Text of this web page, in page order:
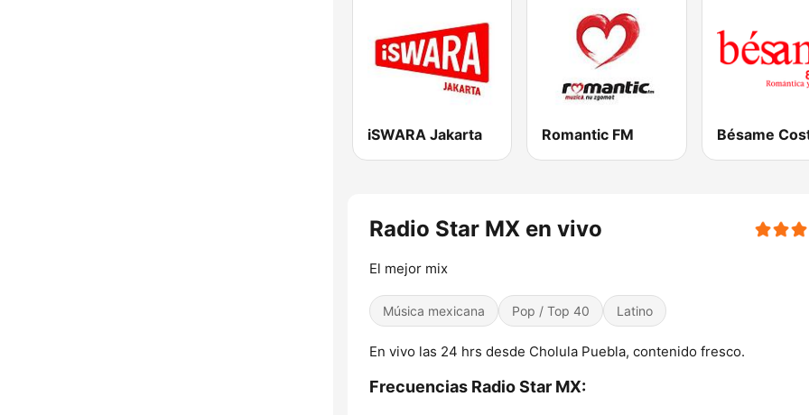
iSWARA Jakarta Romantic FM
Radio Star MX en vivo
El mejor mix
Música mexicana Pop / Top 40 Latino
En vivo las 24 hrs desde Cholula Puebla, contenido fresco.
Frecuencias Radio Star MX: